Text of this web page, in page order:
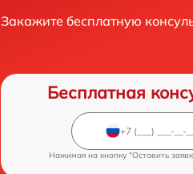
Закажите бесплатную
Бесплатная
Нажимая на кнопку "Оставить